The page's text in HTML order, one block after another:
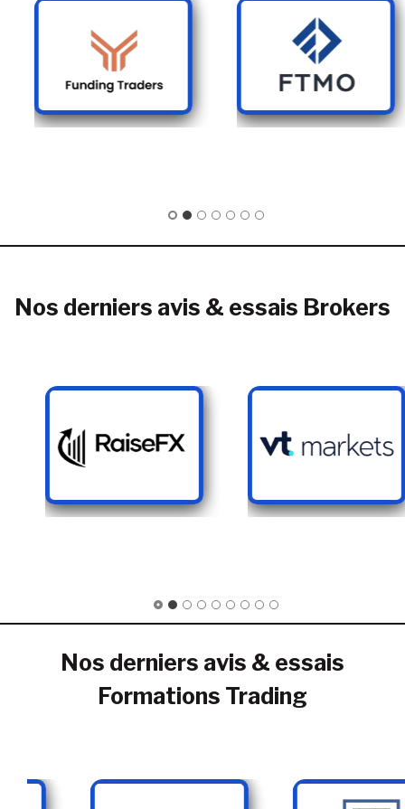
Nos derniers avis & essais Brokers
Nos derniers avis & essais
Formations Trading